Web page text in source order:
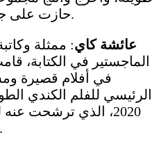
حازت على جوائز في مهرجانات عالمية.
عائشة كاي: ممثلة
الماجستير في الكتابة،
في أفلام قصيرة
الرئيسي للفلم الكندي
2020، الذي ترشحت
إلى نقابة الممثلين الكندية.